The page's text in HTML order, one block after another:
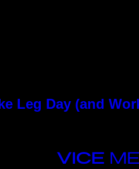
Leg Day (and
VICE
MEDIA